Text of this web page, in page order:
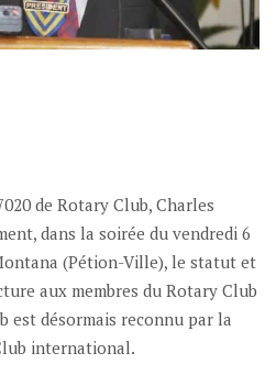
de Rotary Club, Charles
dans la soirée du vendredi 6
(Pétion-Ville), le statut et
aux membres du Rotary Club
est désormais reconnu par la
international.